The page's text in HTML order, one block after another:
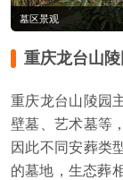
墓区景观
重庆龙台山
重庆龙台山陵园
壁墓、艺术墓等
因此不同安葬类
的墓地，生态葬